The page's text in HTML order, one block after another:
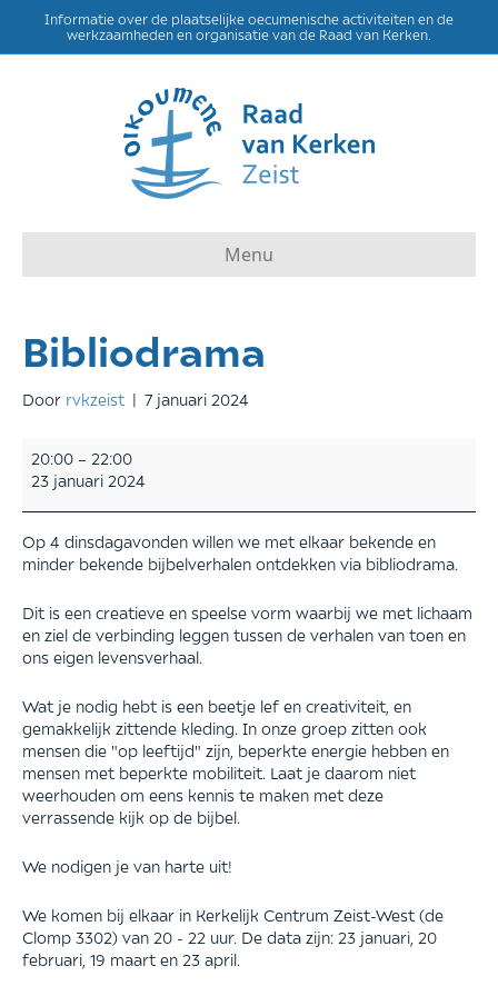
Informatie over de plaatselijke oecumenische activiteiten en de
werkzaamheden en organisatie van de Raad van Kerken.
Menu
Bibliodrama
Door rvkzeist | 7 januari 2024
20:00 – 22:00
23 januari 2024
Op 4 dinsdagavonden willen we met elkaar bekende en
minder bekende bijbelverhalen ontdekken via bibliodrama.
Dit is een creatieve en speelse vorm waarbij we met lichaam
en ziel de verbinding leggen tussen de verhalen van toen en
ons eigen levensverhaal.
Wat je nodig hebt is een beetje lef en creativiteit, en
gemakkelijk zittende kleding. In onze groep zitten ook
mensen die "op leeftijd" zijn, beperkte energie hebben en
mensen met beperkte mobiliteit. Laat je daarom niet
weerhouden om eens kennis te maken met deze
verrassende kijk op de bijbel.
We nodigen je van harte uit!
We komen bij elkaar in Kerkelijk Centrum Zeist-West (de
Clomp 3302) van 20 - 22 uur. De data zijn: 23 januari, 20
februari, 19 maart en 23 april.